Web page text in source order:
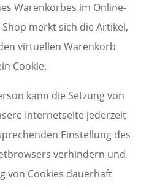
Warenkorbes im Online-
merkt sich die Artikel,
virtuellen Warenkorb
Cookie.
kann die Setzung von
Internetseite jederzeit
Einstellung des
verhindern und
von Cookies dauerhaft